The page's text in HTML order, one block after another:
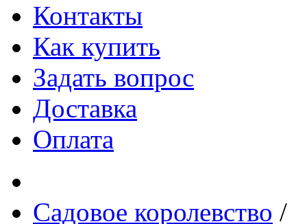
Контакты
Как купить
Задать вопрос
Доставка
Оплата
Садовое королевство /